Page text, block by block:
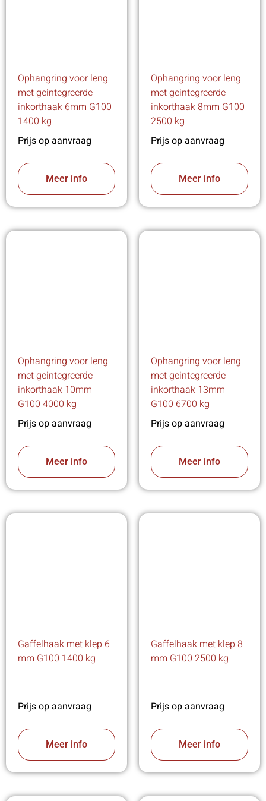
Ophangring voor leng
met geintegreerde
inkorthaak 6mm G100
1400 kg
Prijs op aanvraag
Meer info
Ophangring voor leng
met geintegreerde
inkorthaak 8mm G100
2500 kg
Prijs op aanvraag
Meer info
Ophangring voor leng
met geintegreerde
inkorthaak 10mm
G100 4000 kg
Prijs op aanvraag
Meer info
Ophangring voor leng
met geintegreerde
inkorthaak 13mm
G100 6700 kg
Prijs op aanvraag
Meer info
Gaffelhaak met klep 6
mm G100 1400 kg
Prijs op aanvraag
Meer info
Gaffelhaak met klep 8
mm G100 2500 kg
Prijs op aanvraag
Meer info